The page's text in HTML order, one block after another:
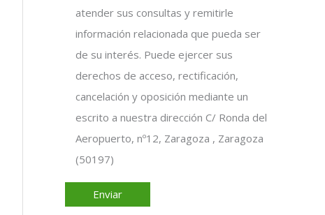
atender sus consultas y remitirle
información relacionada que pueda ser
de su interés. Puede ejercer sus
derechos de acceso, rectificación,
cancelación y oposición mediante un
escrito a nuestra dirección C/ Ronda del
Aeropuerto, nº12, Zaragoza , Zaragoza
(50197)